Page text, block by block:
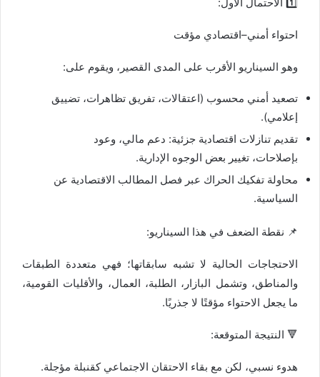
احتواء أمني–اقتصادي مؤقت
وهو السيناريو الأقرب على المدى القصير، ويقوم على:
تصعيد أمني محسوب (اعتقالات، تفريق تظاهرات، تضييق
إعلامي).
تقديم تنازلات اقتصادية جزئية: دعم مالي، وعود
بإصلاحات، تغيير بعض الوجوه الإدارية.
محاولة تفكيك الحراك عبر فصل المطالب الاقتصادية عن
السياسية.
📌 نقطة الضعف في هذا السيناريو:
الاحتجاجات الحالية لا تشبه سابقاتها؛ فهي متعددة الطبقات
والمناطق، وتشمل البازار، الطلبة، العمال، والأقليات القومية،
ما يجعل الاحتواء مؤقتًا لا جذريًا.
🔻 النتيجة المتوقعة:
هدوء نسبي، لكن مع بقاء الاحتقان الاجتماعي كقنبلة مؤجلة.